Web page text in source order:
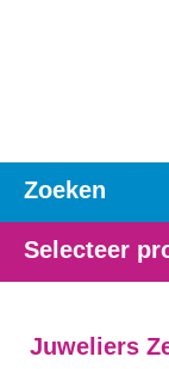
Zoeken
Selecteer
Juweliers